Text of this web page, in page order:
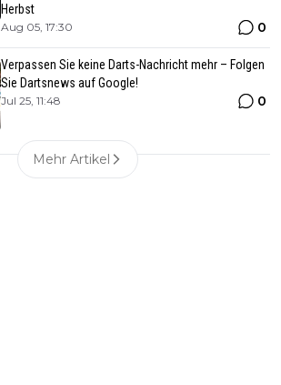
Herbst
Aug 05, 17:30 0
Verpassen Sie keine Darts-Nachricht mehr – Folgen
Sie Dartsnews auf Google!
Jul 25, 11:48 0
Mehr Artikel